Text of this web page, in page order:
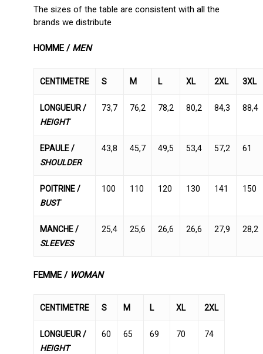
The sizes of the table are consistent with all the
brands we distribute
HOMME /MEN
CENTIMETRE S M L XL 2XL 3XL
LONGUEUR /
HEIGHT
73,7 76,2 78,2 80,2 84,3 88,4
EPAULE /
SHOULDER
43,8 45,7 49,5 53,4 57,2 61
POITRINE /
BUST
100 110 120 130 141 150
MANCHE /
SLEEVES
25,4 25,6 26,6 26,6 27,9 28,2
FEMME / WOMAN
CENTIMETRE S M L XL 2XL
LONGUEUR /
HEIGHT
60 65 69 70 74